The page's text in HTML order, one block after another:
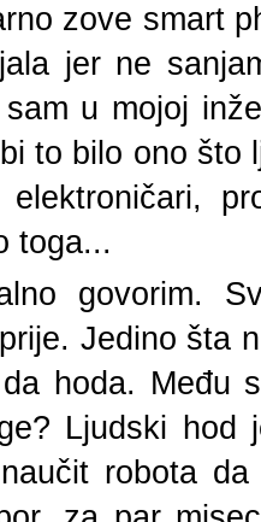
zove smart
jer ne
u mojoj
to bilo ono što
toga...
govorim.
Jedino šta
hoda. Među
Ljudski hod
robota